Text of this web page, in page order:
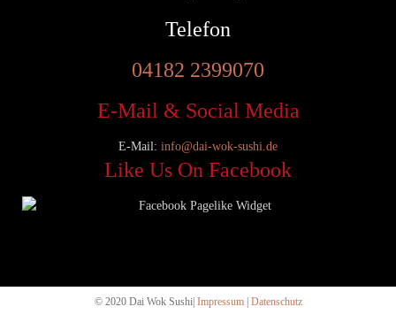
Telefon
04182 2399070
E-Mail & Social Media
E-Mail: info@dai-wok-sushi.de
Like Us On Facebook
© 2020 Dai Wok Sushi| Impressum| Datenschutz